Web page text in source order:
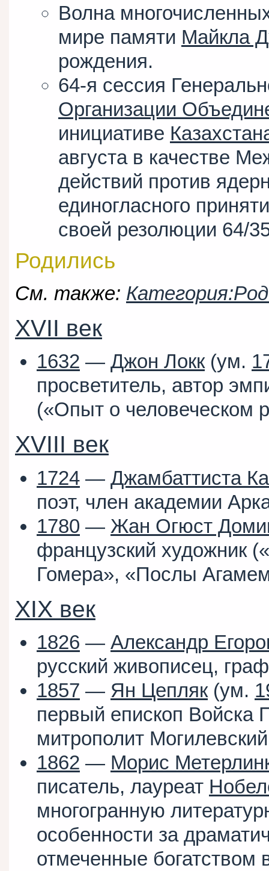
Волна
мире памяти Майкла
рождения.
64-я сессия
Организации
инициативе
августа в качестве
действий против
единогласного
своей резолюции 64/
Родились
См. также:
XVII век
1632 — Джон Локк(ум.
просветитель, автор
(«Опыт о человеческом
XVIII век
1724 — Джамбаттиста
поэт, член академии
1780 — Жан Огюст
французский художник
Гомера», «Послы
XIX век
1826 — Александр
русский живописец,
1857 — Ян Цепляк(ум.
первый епископ Войска
митрополит
1862 — Морис
писатель, лауреат
многогранную
особенности за
отмеченные богатством